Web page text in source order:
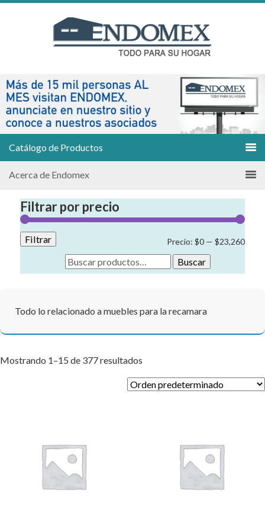
Catálogo de Productos
Acerca de Endomex
Filtrar por precio
Filtrar Precio:$0 —$23,260
Buscar
Todo lo relacionado a muebles para la recamara
Mostrando 1–15 de 377 resultados